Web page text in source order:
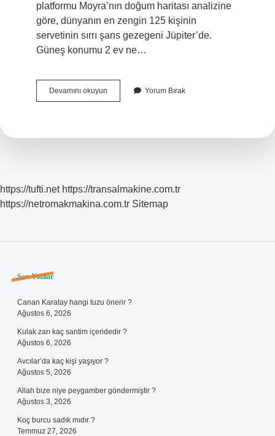
platformu Moyra’nın doğum haritası analizine
göre, dünyanın en zengin 125 kişinin
servetinin sırrı şans gezegeni Jüpiter’de.
Güneş konumu 2 ev ne…
Devamını okuyunHaritada
2
Yorum Bırak
https://tufti.net https://transalmakine.com.tr
https://netromakmakina.com.tr Sitemap
Sidebar
Son Yazılar
Canan Karatay hangi tuzu önerir ?
Ağustos 6, 2026
Kulak zarı kaç santim içeridedir ?
Ağustos 6, 2026
Avcılar’da kaç kişi yaşıyor ?
Ağustos 5, 2026
Allah bize niye peygamber göndermiştir ?
Ağustos 3, 2026
Koç burcu sadık mıdır ?
Temmuz 27, 2026